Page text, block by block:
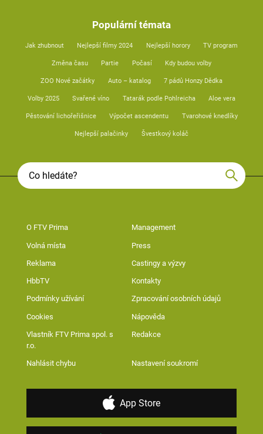
Populární témata
Jak zhubnout Nejlepší filmy 2024 Nejlepší horory TV program
Změna času Partie Počasí Kdy budou volby
ZOO Nové začátky Auto – katalog 7 pádů Honzy Dědka
Volby 2025 Svařené víno Tatarák podle Pohlreicha Aloe vera
Pěstování lichořeřišnice Výpočet ascendentu Tvarohové knedlíky
Nejlepší palačinky Švestkový koláč
O FTV Prima Management
Volná místa Press
Reklama Castingy a výzvy
HbbTV Kontakty
Podmínky užívání Zpracování osobních údajů
Cookies Nápověda
Vlastník FTV Prima spol. s
r.o.
Redakce
Nahlásit chybu Nastavení soukromí
App Store